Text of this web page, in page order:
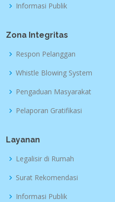
Informasi Publik
Zona Integritas
Respon Pelanggan
Whistle Blowing System
Pengaduan Masyarakat
Pelaporan Gratifikasi
Layanan
Legalisir di Rumah
Surat Rekomendasi
Informasi Publik